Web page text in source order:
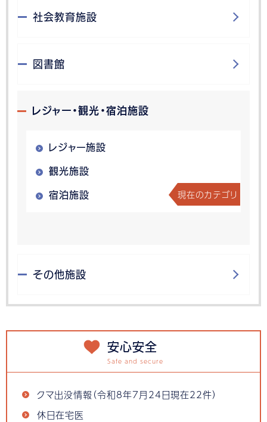
社会教育施設
図書館
レジャー・観光・宿泊施設
レジャー施設
観光施設
宿泊施設 現在のカテゴリ
その他施設
安心安全
クマ出没情報（令和8年7月24日現在22件）
休日在宅医